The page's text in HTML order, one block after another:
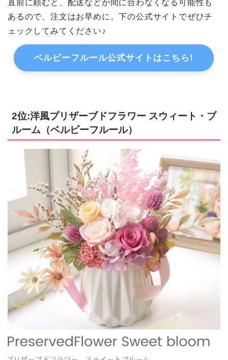
直前に頼むと、配送などが間に合わなくなる可能性も
あるので、注文はお早めに。下の公式サイトでぜひチ
ェックしてみてください♪
ベルビーフルール公式サイトはこちら!
2位:洋風プリザーブドフラワー スウィート・ブ
ルーム（ベルビーフルール）